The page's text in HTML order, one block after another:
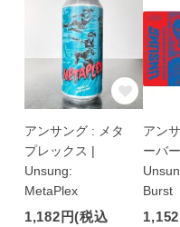
アンサング : メタ
プレックス |
Unsung:
MetaPlex
1,182円(税込
アン
ーバ
Burst